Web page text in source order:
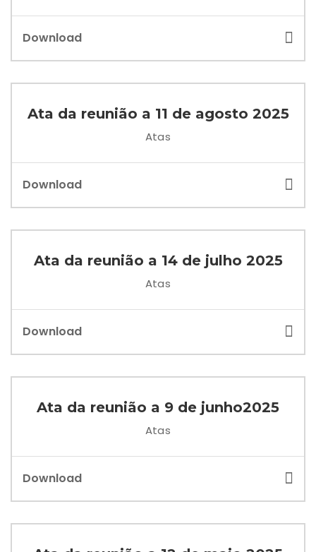
Download
Ata da reunião a 11 de agosto 2025
Atas
Download
Ata da reunião a 14 de julho 2025
Atas
Download
Ata da reunião a 9 de junho2025
Atas
Download